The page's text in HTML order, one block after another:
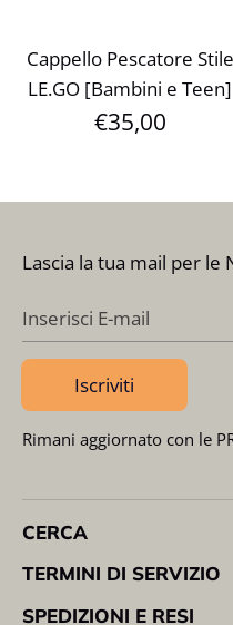
Cappello Pescatore Stile
LE.GO [Bambini e Teen]
€35,00
Lascia la tua mail per le
Inserisci E-mail
Iscriviti
Rimani aggiornato con le
CERCA
TERMINI DI SERVIZIO
SPEDIZIONI E RESI